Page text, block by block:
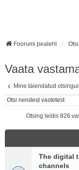
Foorumi pealeht Otsi
Vaata
Mine täiendatud
Otsing leidis 826
The digital
channels